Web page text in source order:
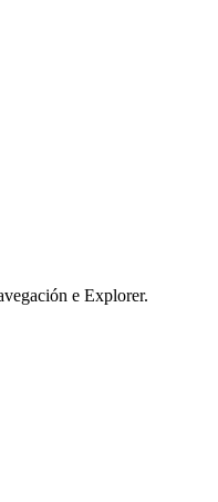
e Explorer.